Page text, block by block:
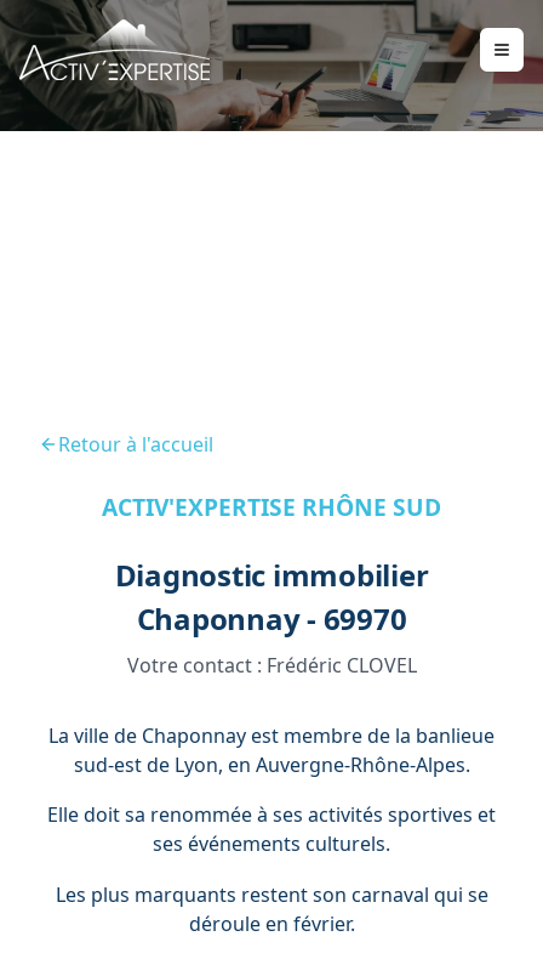
Retour à l'accueil
ACTIV'EXPERTISE RHÔNE SUD
Diagnostic immobilier
Chaponnay - 69970
Votre contact : Frédéric CLOVEL
La ville de Chaponnay est membre de la banlieue
sud-est de Lyon, en Auvergne-Rhône-Alpes.
Elle doit sa renommée à ses activités sportives et
ses événements culturels.
Les plus marquants restent son carnaval qui se
déroule en février.